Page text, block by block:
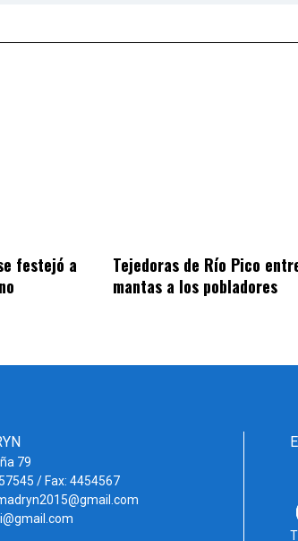
festejó a
Tejedoras de Río Pico
mantas a los pobladores
79
/ Fax: 4454567